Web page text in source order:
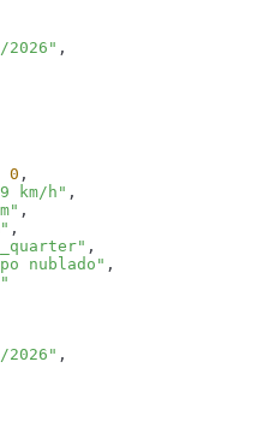
2026"
0
km/h"
nublado"
2026"